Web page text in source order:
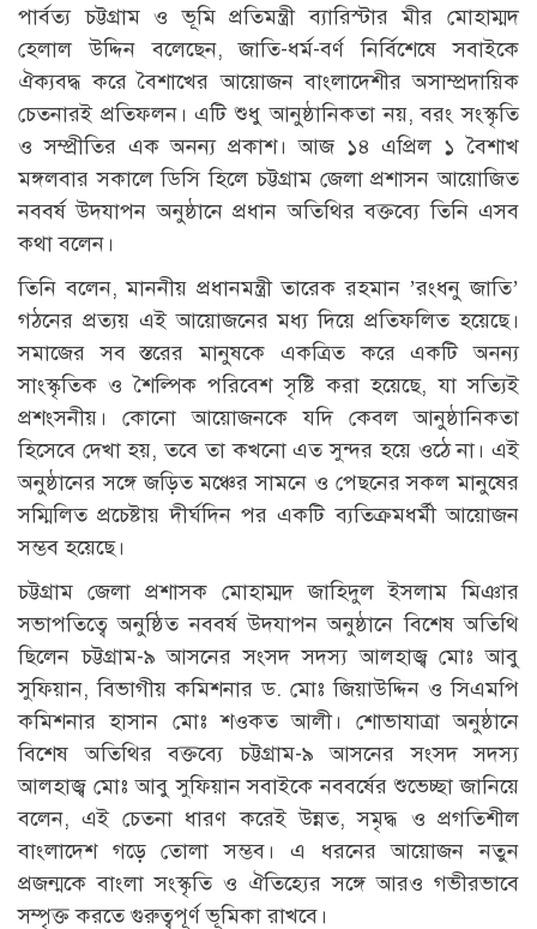
পার্বত্য চট্টগ্রাম ও ভূমি প্রতিমন্ত্রী ব্যারিস্টার মীর মোহাম্মদ
হেলাল উদ্দিন বলেছেন, জাতি-ধর্ম-বর্ণ নির্বিশেষে সবাইকে
ঐক্যবদ্ধ করে বৈশাখের আয়োজন বাংলাদেশীর অসাম্প্রদায়িক
চেতনারই প্রতিফলন। এটি শুধু আনুষ্ঠানিকতা নয়, বরং সংস্কৃতি
ও সম্প্রীতির এক অনন্য প্রকাশ। আজ ১৪ এপ্রিল ১ বৈশাখ
মঙ্গলবার সকালে ডিসি হিলে চট্টগ্রাম জেলা প্রশাসন আয়োজিত
নববর্ষ উদযাপন অনুষ্ঠানে প্রধান অতিথির বক্তব্যে তিনি এসব
কথা বলেন।
তিনি বলেন, মাননীয় প্রধানমন্ত্রী তারেক রহমান ’রংধনু জাতি’
গঠনের প্রত্যয় এই আয়োজনের মধ্য দিয়ে প্রতিফলিত হয়েছে।
সমাজের সব স্তরের মানুষকে একত্রিত করে একটি অনন্য
সাংস্কৃতিক ও শৈল্পিক পরিবেশ সৃষ্টি করা হয়েছে, যা সত্যিই
প্রশংসনীয়। কোনো আয়োজনকে যদি কেবল আনুষ্ঠানিকতা
হিসেবে দেখা হয়, তবে তা কখনো এত সুন্দর হয়ে ওঠে না। এই
অনুষ্ঠানের সঙ্গে জড়িত মঞ্চের সামনে ও পেছনের সকল মানুষের
সম্মিলিত প্রচেষ্টায় দীর্ঘদিন পর একটি ব্যতিক্রমধর্মী আয়োজন
সম্ভব হয়েছে।
চট্টগ্রাম জেলা প্রশাসক মোহাম্মদ জাহিদুল ইসলাম মিঞার
সভাপতিত্বে অনুষ্ঠিত নববর্ষ উদযাপন অনুষ্ঠানে বিশেষ অতিথি
ছিলেন চট্টগ্রাম-৯ আসনের সংসদ সদস্য আলহাজ্ব মোঃ আবু
সুফিয়ান, বিভাগীয় কমিশনার ড. মোঃ জিয়াউদ্দিন ও সিএমপি
কমিশনার হাসান মোঃ শওকত আলী। শোভাযাত্রা অনুষ্ঠানে
বিশেষ অতিথির বক্তব্যে চট্টগ্রাম-৯ আসনের সংসদ সদস্য
আলহাজ্ব মোঃ আবু সুফিয়ান সবাইকে নববর্ষের শুভেচ্ছা জানিয়ে
বলেন, এই চেতনা ধারণ করেই উন্নত, সমৃদ্ধ ও প্রগতিশীল
বাংলাদেশ গড়ে তোলা সম্ভব। এ ধরনের আয়োজন নতুন
প্রজন্মকে বাংলা সংস্কৃতি ও ঐতিহ্যের সঙ্গে আরও গভীরভাবে
সম্পৃক্ত করতে গুরুত্বপূর্ণ ভূমিকা রাখবে।